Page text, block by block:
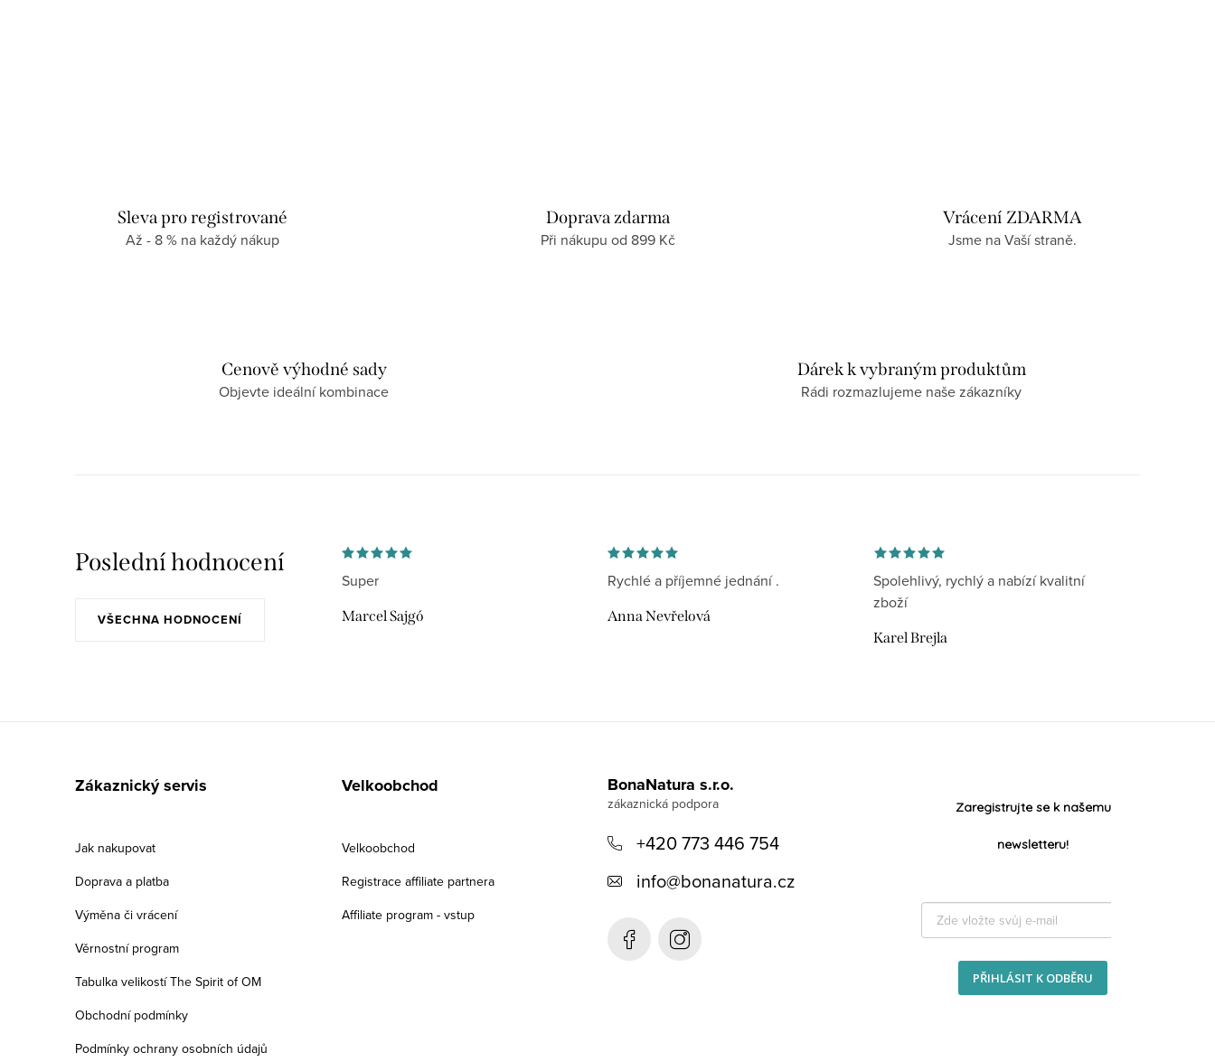
Sleva pro registrované
Až - 8 % na každý nákup
Doprava zdarma
Při nákupu od 899 Kč
Vrácení ZDARMA
Jsme na Vaší straně.
Cenově výhodné sady
Objevte ideální kombinace
Dárek k vybraným produktům
Rádi rozmazlujeme naše zákazníky
Poslední hodnocení
VŠECHNA HODNOCENÍ
Super
Marcel Sajgó
Rychlé a příjemné jednání .
Anna Nevřelová
Spolehlivý, rychlý a nabízí kvalitní
zboží
Karel Brejla
Zákaznický servis
Jak nakupovat
Doprava a platba
Výměna či vrácení
Věrnostní program
Tabulka velikostí The Spirit of OM
Obchodní podmínky
Podmínky ochrany osobních údajů
Velkoobchod
Velkoobchod
Registrace affiliate partnera
Affiliate program - vstup
BonaNatura s.r.o.
+420 773 446 754
info@bonanatura.cz
Zaregistrujte se k našemu
newsletteru!
PŘIHLÁSIT K ODBĚRU